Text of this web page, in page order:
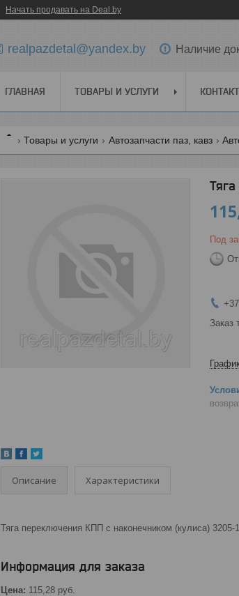
Начать продавать на Deal.by
realpazdetal@yandex.by Наличие
ГЛАВНАЯ ТОВАРЫ И УСЛУГИ
Товары и услуги Автозапчасти паз, кавз
Под
Заказ
Описание Характеристики
Тяга переключения КПП с наконечником (кулиса) 3205-
Информация для заказа
Цена: 115,28 руб.